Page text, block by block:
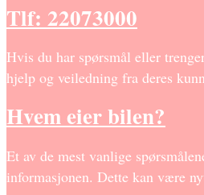
Tlf: 22073000
Hvis du har spørsmål eller
hjelp og veiledning fra deres
Hvem eier bilen?
Et av de mest vanlige
informasjonen. Dette kan være